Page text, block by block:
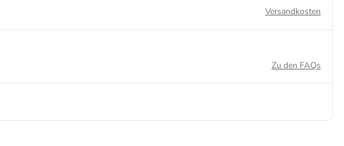
Versandkosten
Zu den FAQs